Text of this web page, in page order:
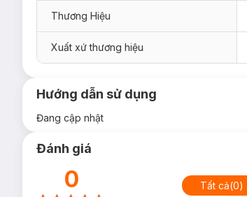
Thương Hiệu
Xuất xứ thương hiệu
Hướng dẫn sử dụng
Đang cập nhật
Đánh giá
0 Tất cả(0)